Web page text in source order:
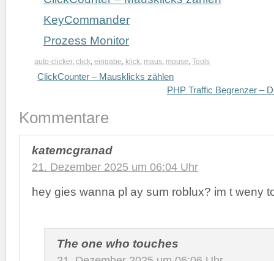
KeyCommander
Prozess Monitor
auto-clicker, click, eingabe, klick, maus, mouse, Tools
ClickCounter – Mausklicks zählen
PHP Traffic Begrenzer –
Kommentare
katemcgranad
21. Dezember 2025 um 06:04 Uhr
hey gies wanna pl ay sum roblux? im t weny
The one who touches